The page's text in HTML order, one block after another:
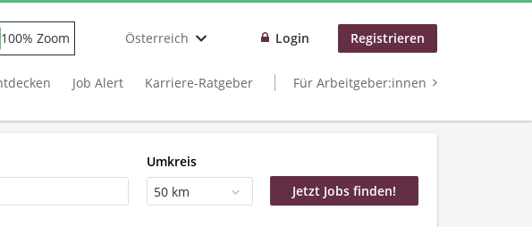
100% Zoom Österreich Login Registrieren
Job Alert Karriere-Ratgeber Für Arbeitgeber:innen
Umkreis
50 km